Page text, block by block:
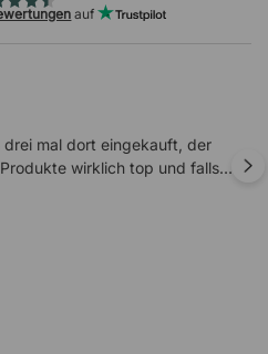
auf
drei mal dort eingekauft, der
wirklich top und falls